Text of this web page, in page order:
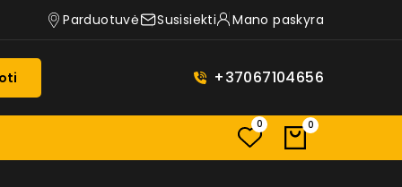
Parduotuvė Susisiekti Mano paskyra
+37067104656
0 0